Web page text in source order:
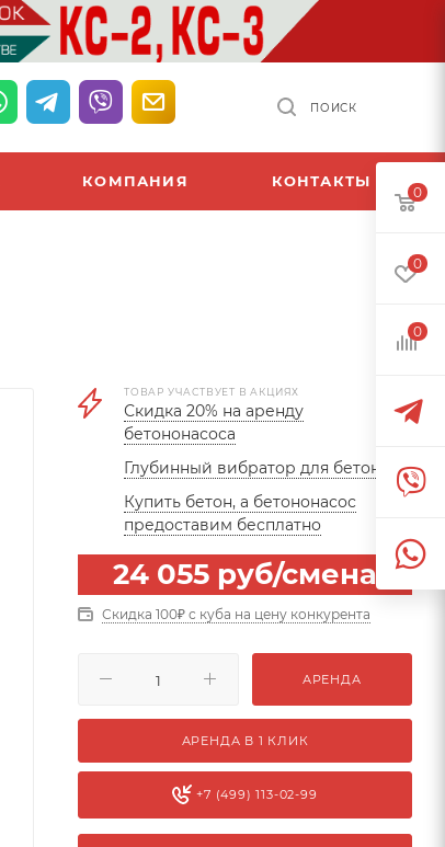
ПОИСК
КОМПАНИЯ КОНТАКТЫ
ТОВАР УЧАСТВУЕТ В АКЦИЯХ
Скидка 20% на аренду
бетононасоса
Глубинный вибратор для бетона
Купить бетон, а бетононасос
предоставим бесплатно
24 055 руб/смена
Скидка 100₽ с куба на цену конкурента
АРЕНДА
АРЕНДА В 1 КЛИК
+7 (499) 113-02-99
0
0
0